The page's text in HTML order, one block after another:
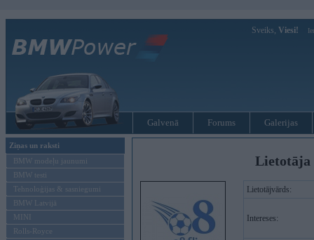
Sveiks, Viesi!
Galvenā Forums Galerijas
Ziņas un raksti
BMW modeļu jaunumi
BMW testi
Tehnoloģijas & sasniegumi
BMW Latvijā
MINI
Rolls-Royce
Lietotāja
Lietotājvārds:
Intereses: